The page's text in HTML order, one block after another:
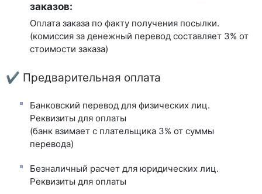
заказов:
Оплата заказа по факту получения посылки.
(комиссия за денежный перевод составляет 3% от
стоимости заказа)
✔ Предварительная оплата
Банковский перевод для физических лиц.
Реквизиты для оплаты
(банк взимает с плательщика 3% от суммы
перевода)
Безналичный расчет для юридических лиц.
Реквизиты для оплаты